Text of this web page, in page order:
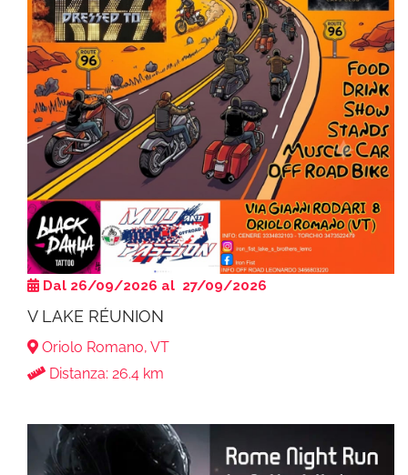
Dal 26/09/2026 al 27/09/2026
V LAKE RÉUNION
Oriolo Romano, VT
Distanza: 26.4 km